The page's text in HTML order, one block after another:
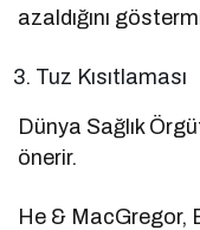
azaldığını
Tuz Kısıtlaması
Dünya Sağlık
önerir.
He & MacGregor,